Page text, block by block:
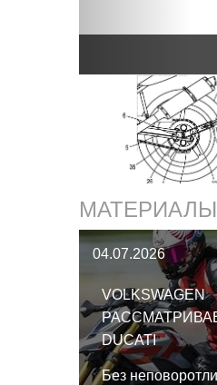
04.07.2026
VOLKSWAGEN
DUCATI
Без